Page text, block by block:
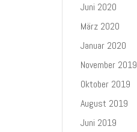
Juni 2020
März 2020
Januar 2020
November 2019
Oktober 2019
August 2019
Juni 2019